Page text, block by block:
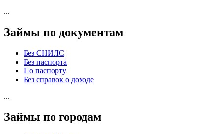
...
Займы по документам
Без СНИЛС
Без паспорта
По паспорту
Без справок о доходе
...
Займы по городам